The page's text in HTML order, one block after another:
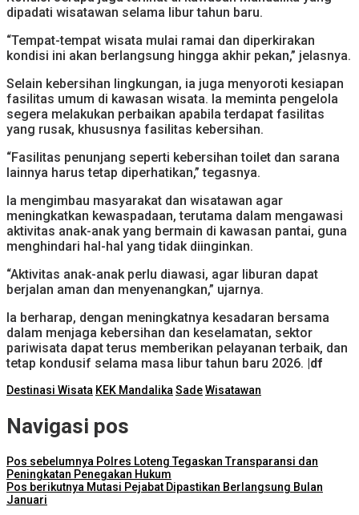
dipadati wisatawan selama libur tahun baru.
“Tempat-tempat wisata mulai ramai dan diperkirakan
kondisi ini akan berlangsung hingga akhir pekan,” jelasnya.
Selain kebersihan lingkungan, ia juga menyoroti kesiapan
fasilitas umum di kawasan wisata. Ia meminta pengelola
segera melakukan perbaikan apabila terdapat fasilitas
yang rusak, khususnya fasilitas kebersihan.
“Fasilitas penunjang seperti kebersihan toilet dan sarana
lainnya harus tetap diperhatikan,” tegasnya.
Ia mengimbau masyarakat dan wisatawan agar
meningkatkan kewaspadaan, terutama dalam mengawasi
aktivitas anak-anak yang bermain di kawasan pantai, guna
menghindari hal-hal yang tidak diinginkan.
“Aktivitas anak-anak perlu diawasi, agar liburan dapat
berjalan aman dan menyenangkan,” ujarnya.
Ia berharap, dengan meningkatnya kesadaran bersama
dalam menjaga kebersihan dan keselamatan, sektor
pariwisata dapat terus memberikan pelayanan terbaik, dan
tetap kondusif selama masa libur tahun baru 2026. |df
Destinasi Wisata KEK Mandalika SadeWisatawan
Navigasi pos
Pos sebelumnya Polres Loteng Tegaskan Transparansi dan
Peningkatan Penegakan Hukum
Pos berikutnya Mutasi Pejabat Dipastikan Berlangsung Bulan
Januari